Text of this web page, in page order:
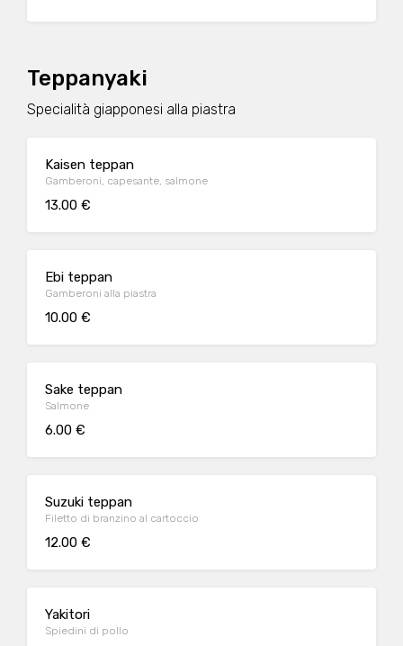
Teppanyaki
Specialità giapponesi alla piastra
Kaisen teppan
Gamberoni, capesante, salmone
13.00 €
Ebi teppan
Gamberoni alla piastra
10.00 €
Sake teppan
Salmone
6.00 €
Suzuki teppan
Filetto di branzino al cartoccio
12.00 €
Yakitori
Spiedini di pollo